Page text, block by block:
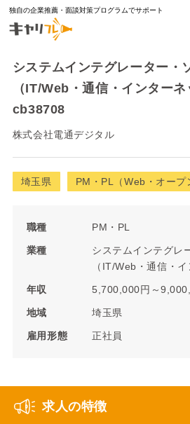
独自の企業推薦・面談対策プログラムでサポート
システムインテグレーター・
（IT/Web・通信・インター
cb38708
株式会社電通デジタル
埼玉県 PM・PL（Web・オープ
職種 PM・PL
業種
システムインテグレ
（IT/Web・通信・イ
年収 5,700,000円～
地域 埼玉県
雇用形態 正社員
求人の特徴